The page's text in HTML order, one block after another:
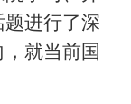
进行了深
就当前国